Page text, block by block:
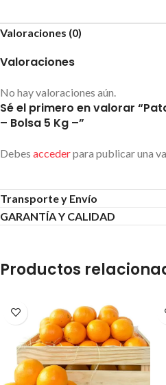
Valoraciones (0)
Valoraciones
No hay valoraciones aún.
Sé el primero en valorar
– Bolsa 5 Kg –”
Debes accederpara publicar una
Transporte y Envío
GARANTÍA Y CALIDAD
Productos